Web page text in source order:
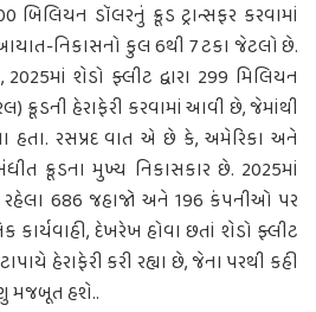
બિલિયન ડૉલરનું ક્રૂડ ટ્રાન્સફર કરવામાં
નિકાસનો કુલ 6થી 7 ટકા જેટલો છે.
શેડો ફ્લીટ દ્વારા 299 મિલિયન
ક્રૂડની હેરાફેરી કરવામાં આવી છે, જેમાંથી
હતા. રસપ્રદ વાત એ છે કે, અમેરિકા અને
ક્રૂડના મુખ્ય નિકાસકાર છે. 2025માં
રહેલા 686 જહાજો અને 196 કંપનીઓ પર
કાર્યવાહી, દેખરેખ હોવા છતાં શેડો ફ્લીટ
હેરાફેરી કરી રહ્યા છે, જેના પરથી કહી
મજબૂત હશે..